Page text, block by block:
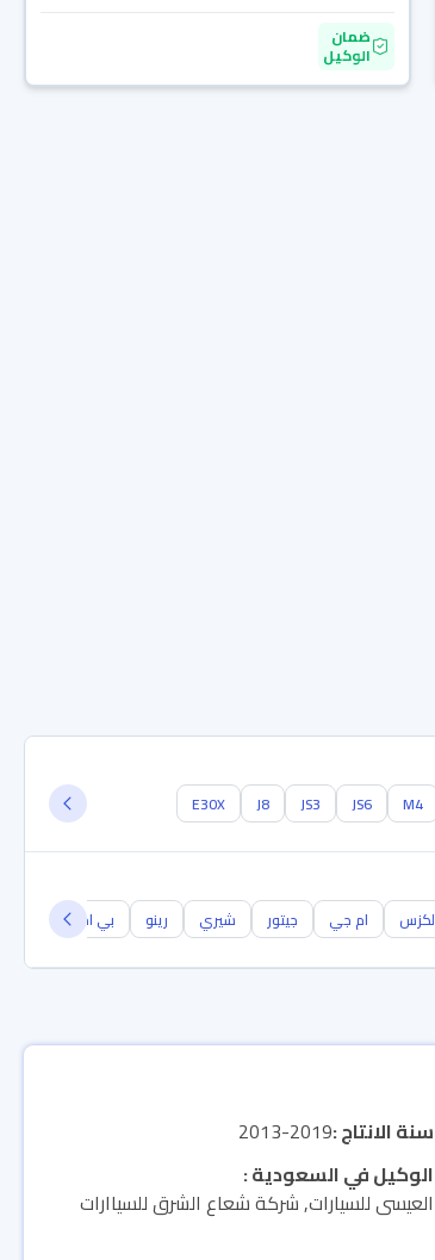
ضمان
الوكيل
M4
JS6
JS3
J8
E30X
لكزس ام جي جيتور شيري رينو بي ام دبليو
سنة الانتاج :2013-2019
الوكيل في السعودية :
العيسى للسيارات, شركة شعاع الشرق للسياارات